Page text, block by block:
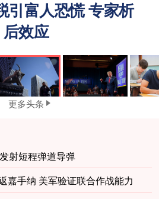
引富人恐慌 专家析
后效应
更多头条
射短程弹道导弹
嘉手纳 美军验证联合作战能力